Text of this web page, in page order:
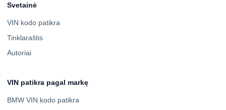
Svetainė
VIN kodo patikra
Tinklaraštis
Autoriai
VIN patikra pagal markę
BMW VIN kodo patikra